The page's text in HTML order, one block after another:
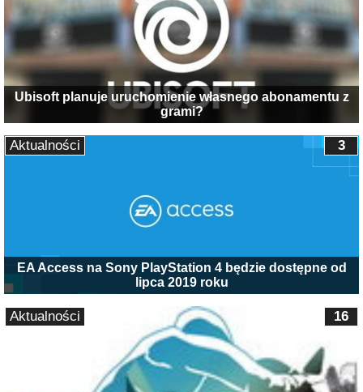
Ubisoft planuje uruchomienie własnego abonamentu z
grami?
EA Access na Sony PlayStation 4 będzie dostępne od
lipca 2019 roku
3
Aktualności
16
Aktualności